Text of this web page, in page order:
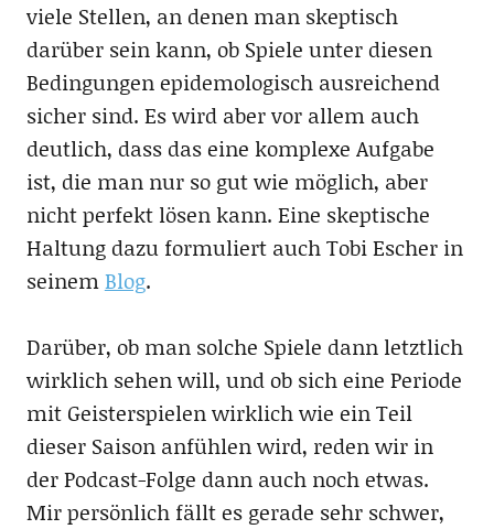
viele Stellen, an denen man skeptisch
darüber sein kann, ob Spiele unter diesen
Bedingungen epidemologisch ausreichend
sicher sind. Es wird aber vor allem auch
deutlich, dass das eine komplexe Aufgabe
ist, die man nur so gut wie möglich, aber
nicht perfekt lösen kann. Eine skeptische
Haltung dazu formuliert auch Tobi Escher in
seinemBlog.
Darüber, ob man solche Spiele dann letztlich
wirklich sehen will, und ob sich eine Periode
mit Geisterspielen wirklich wie ein Teil
dieser Saison anfühlen wird, reden wir in
der Podcast-Folge dann auch noch etwas.
Mir persönlich fällt es gerade sehr schwer,